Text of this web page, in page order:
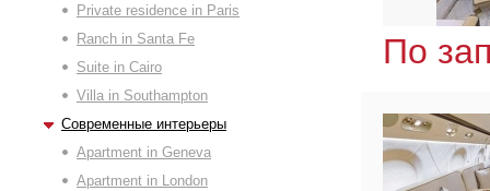
Private residence in Paris
Ranch in Santa Fe
Suite in Cairo
Villa in Southampton
Современные интерьеры
Apartment in Geneva
Apartment in London
По